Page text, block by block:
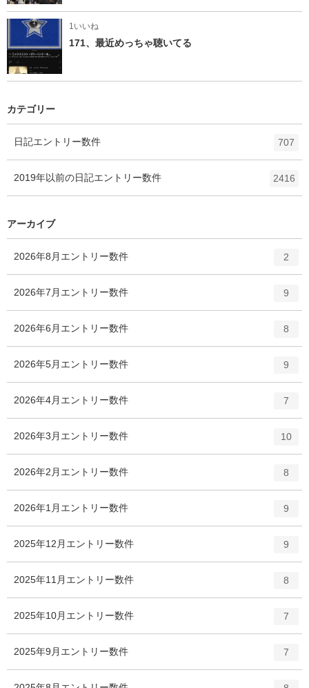
1いいね
171、最近めっちゃ聴いてる
カテゴリー
日記エントリー数 707
件
2019年以前の日記エントリー数 2416
件
アーカイブ
2026年8月 エントリー数 2
件
2026年7月 エントリー数 9
件
2026年6月 エントリー数 8
件
2026年5月 エントリー数 9
件
2026年4月 エントリー数 7
件
2026年3月 エントリー数 10
件
2026年2月 エントリー数 8
件
2026年1月 エントリー数 9
件
2025年12月 エントリー数 9
件
2025年11月 エントリー数 8
件
2025年10月 エントリー数 7
件
2025年9月 エントリー数 7
件